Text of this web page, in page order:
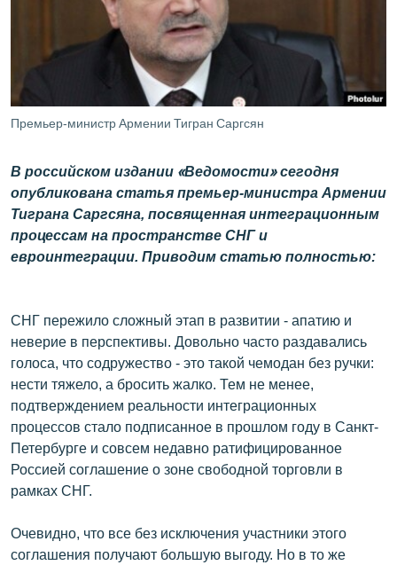
ՄԻՋԱԶԳԱՅԻՆ
ՄՇԱԿՈՒՅԹ
ՄԵԿՆԱԲԱՆՈՒԹՅՈՒՆ
ԿՈՐՈՆԱՎԻՐՈՒՍ
ԱՐԽԻՎ
ՏԵՍԱՆՅՈՒԹԵՐ
ԲԱՆԱՎԵՃ
ՓՈԴՔԱՍԹ
Հայերեն
English
Русский
ՀԵՏԵՎԵՔ ՄԵԶ
Премьер-министр Армении Тигран Саргсян
В российском издании «Ведомости» сегодня
опубликована статья премьер-министра Армении
Тиграна Саргсяна, посвященная интеграционным
процессам на пространстве СНГ и
евроинтеграции. Приводим статью полностью:
СНГ пережило сложный этап в развитии - апатию и
неверие в перспективы. Довольно часто раздавались
голоса, что содружество - это такой чемодан без ручки:
нести тяжело, а бросить жалко. Тем не менее,
подтверждением реальности интеграционных
процессов стало подписанное в прошлом году в Санкт-
Петербурге и совсем недавно ратифицированное
Россией соглашение о зоне свободной торговли в
рамках СНГ.
Очевидно, что все без исключения участники этого
соглашения получают большую выгоду. Но в то же